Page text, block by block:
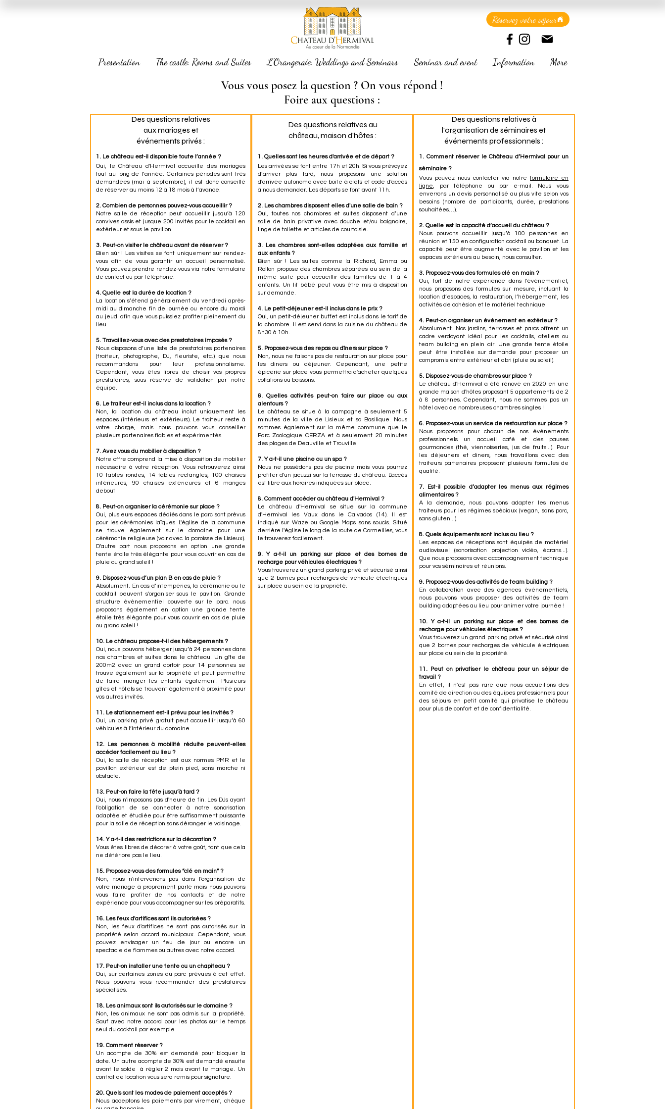
Réservez votre séjour
Presentation The castle: Rooms and Suites L'Orangeraie: Weddings and Seminars Seminar and event Information More
Vous vous posez la question ? On vous répond !
Foire aux questions :
Des questions relatives
aux mariages et
événements privés :
1. Le château est-il disponible toute l’année ?
Oui, le Château d'Hermival accueille des mariages
tout au long de l’année. Certaines périodes sont très
demandées (mai à septembre), il est donc conseillé
de réserver au moins 12 à 18 mois à l’avance.
2. Combien de personnes pouvez-vous accueillir ?
Notre salle de réception peut accueillir jusqu’à 120
convives assis et jusque 200 invités pour le cocktail en
extérieur et sous le pavillon.
3. Peut-on visiter le château avant de réserver ?
Bien sûr ! Les visites se font uniquement sur rendez-
vous afin de vous garantir un accueil personnalisé.
Vous pouvez prendre rendez-vous via notre formulaire
de contact ou par téléphone.
4. Quelle est la durée de location ?
La location s’étend généralement du vendredi après-
midi au dimanche fin de journée ou encore du mardi
au jeudi afin que vous puissiez profiter pleinement du
lieu.
5. Travaillez-vous avec des prestataires imposés ?
Nous disposons d’une liste de prestataires partenaires
(traiteur, photographe, DJ, fleuriste, etc.) que nous
recommandons pour leur professionnalisme.
Cependant, vous êtes libres de choisir vos propres
prestataires, sous réserve de validation par notre
équipe.
6. Le traiteur est-il inclus dans la location ?
Non, la location du château inclut uniquement les
espaces (intérieurs et extérieurs). Le traiteur reste à
votre charge, mais nous pouvons vous conseiller
plusieurs partenaires fiables et expérimentés.
7. Avez vous du mobilier à disposition ?
Notre offre comprend la mise à disposition de mobilier
nécessaire à votre réception. Vous retrouverez ainsi
10 tables rondes, 14 tables rectangles, 100 chaises
intérieures, 90 chaises extérieures et 6 manges
debout
8. Peut-on organiser la cérémonie sur place ?
Oui, plusieurs espaces dédiés dans le parc sont prévus
pour les cérémonies laïques. L'église de la commune
se trouve également sur le domaine pour une
cérémonie religieuse (voir avec la paroisse de Lisieux).
D'autre part nous proposons en option une grande
tente étoile très élégante pour vous couvrir en cas de
pluie ou grand soleil !
9. Disposez-vous d’un plan B en cas de pluie ?
Absolument. En cas d’intempéries, la cérémonie ou le
cocktail peuvent s'organiser sous le pavillon. Grande
structure évènementiel couverte sur le parc. nous
proposons également en option une grande tente
étoile très élégante pour vous couvrir en cas de pluie
ou grand soleil !
10. Le château propose-t-il des hébergements ?
Oui, nous pouvons héberger jusqu’à 24 personnes dans
nos chambres et suites dans le château. Un gîte de
200m2 avec un grand dortoir pour 14 personnes se
trouve également sur la propriété et peut permettre
de faire manger les enfants également. Plusieurs
gîtes et hôtels se trouvent également à proximité pour
vos autres invités.
11. Le stationnement est-il prévu pour les invités ?
Oui, un parking privé gratuit peut accueillir jusqu’à 60
véhicules à l’intérieur du domaine.
12. Les personnes à mobilité réduite peuvent-elles
accéder facilement au lieu ?
Oui, la salle de réception est aux normes PMR et le
pavillon extérieur est de plein pied, sans marche ni
obstacle.
13. Peut-on faire la fête jusqu’à tard ?
Oui, nous n'imposons pas d'heure de fin. Les DJs ayant
l'obligation de se connecter à notre sonorisation
adaptée et étudiée pour être suffisamment puissante
pour la salle de réception sans déranger le voisinage.
14. Y a-t-il des restrictions sur la décoration ?
Vous êtes libres de décorer à votre goût, tant que cela
ne détériore pas le lieu.
15. Proposez-vous des formules “clé en main” ?
Non, nous n'intervenons pas dans l'organisation de
votre mariage à proprement parlé mais nous pouvons
vous faire profiter de nos contacts et de notre
expérience pour vous accompagner sur les préparatifs.
16. Les feux d'artifices sont ils autorisées ?
Non, les feux d'artifices ne sont pas autorisés sur la
propriété selon accord municipaux. Cependant, vous
pouvez envisager un feu de jour ou encore un
spectacle de flammes ou autres avec notre accord.
17. Peut-on installer une tente ou un chapiteau ?
Oui, sur certaines zones du parc prévues à cet effet.
Nous pouvons vous recommander des prestataires
spécialisés.
18. Les animaux sont ils autorisés sur le domaine ?
Non, les animaux ne sont pas admis sur la propriété.
Sauf avec notre accord pour les photos sur le temps
seul du cocktail par exemple
19. Comment réserver ?
Un acompte de 30% est demandé pour bloquer la
date. Un autre acompte de 30% est demandé ensuite
avant le solde à régler 2 mois avant le mariage. Un
contrat de location vous sera remis pour signature.
20. Quels sont les modes de paiement acceptés ?
Nous acceptons les paiements par virement, chèque
Des questions relatives au
château, maison d'hôtes :
1. Quelles sont les heures d'arrivée et de départ ?
Les arrivées se font entre 17h et 20h. Si vous prévoyez
d’arriver plus tard, nous proposons une solution
d'arrivée autonome avec boite à clefs et code d'accès
à nous demander. Les départs se font avant 11h.
2. Les chambres disposent elles d'une salle de bain ?
Oui, toutes nos chambres et suites disposent d’une
salle de bain privative avec douche et/ou baignoire,
linge de toilette et articles de courtoisie.
3. Les chambres sont-elles adaptées aux famille et
aux enfants ?
Bien sûr ! Les suites comme la Richard, Emma ou
Rollon propose des chambres séparées au sein de la
même suite pour accueillir des familles de 1 à 4
enfants. Un lit bébé peut vous être mis à disposition
sur demande.
4. Le petit-déjeuner est-il inclus dans le prix ?
Oui, un petit-déjeuner buffet est inclus dans le tarif de
la chambre. Il est servi dans la cuisine du château de
8h30 à 10h.
5. Proposez-vous des repas ou dîners sur place ?
Non, nous ne faisons pas de restauration sur place pour
les diners ou déjeuner. Cependant, une petite
épicerie sur place vous permettra d'acheter quelques
collations ou boissons.
6. Quelles activités peut-on faire sur place ou aux
alentours ?
Le château se situe à la campagne à seulement 5
minutes de la ville de Lisieux et sa Basilique. Nous
sommes également sur la même commune que le
Parc Zoologique CERZA et à seulement 20 minutes
des plages de Deauville et Trouville.
7. Y a-t-il une piscine ou un spa ?
Nous ne possédons pas de piscine mais vous pourrez
profiter d'un jacuzzi sur la terrasse du château. L'accès
est libre aux horaires indiquées sur place.
8. Comment accéder au château d'Hermival ?
Le château d'Hermival se situe sur la commune
d'Hermival les Vaux dans le Calvados (14). Il est
indiqué sur Waze ou Google Maps sans soucis. Situé
derrière l'église le long de la route de Cormeilles, vous
le trouverez facilement.
9. Y a-t-il un parking sur place et des bornes de
recharge pour véhicules électriques ?
Vous trouverez un grand parking privé et sécurisé ainsi
que 2 bornes pour recharges de véhicule électriques
sur place au sein de la propriété.
Des questions relatives à
l'organisation de séminaires et
événements professionnels :
1. Comment réserver le Château d’Hermival pour un
séminaire ?
Vous pouvez nous contacter via notre formulaire en
ligne, par téléphone ou par e-mail. Nous vous
enverrons un devis personnalisé au plus vite selon vos
besoins (nombre de participants, durée, prestations
souhaitées…).
2. Quelle est la capacité d’accueil du château ?
Nous pouvons accueillir jusqu’à 100 personnes en
réunion et 150 en configuration cocktail ou banquet. La
capacité peut être augmenté avec le pavillon et les
espaces extérieurs au besoin, nous consulter.
3. Proposez-vous des formules clé en main ?
Oui, fort de notre expérience dans l'événementiel,
nous proposons des formules sur mesure, incluant la
location d’espaces, la restauration, l’hébergement, les
activités de cohésion et le matériel technique.
4. Peut-on organiser un événement en extérieur ?
Absolument. Nos jardins, terrasses et parcs offrent un
cadre verdoyant idéal pour les cocktails, ateliers ou
team building en plein air. Une grande tente étoile
peut être installée sur demande pour proposer un
compromis entre extérieur et abri (pluie ou soleil).
5. Disposez-vous de chambres sur place ?
Le château d'Hermival a été rénové en 2020 en une
grande maison d'hôtes proposant 5 appartements de 2
à 8 personnes. Cependant, nous ne sommes pas un
hôtel avec de nombreuses chambres singles !
6. Proposez-vous un service de restauration sur place ?
Nous proposons pour chacun de nos événements
professionnels un accueil café et des pauses
gourmandes (thé, viennoiseries, jus de fruits...). Pour
les déjeuners et diners, nous travaillons avec des
traiteurs partenaires proposant plusieurs formules de
qualité.
7. Est-il possible d’adapter les menus aux régimes
alimentaires ?
A la demande, nous pouvons adapter les menus
traiteurs pour les régimes spéciaux (vegan, sans porc,
sans gluten...).
8. Quels équipements sont inclus au lieu ?
Les espaces de réceptions sont équipés de matériel
audiovisuel (sonorisation projection vidéo, écrans...).
Que nous proposons avec accompagnement technique
pour vos séminaires et réunions.
9. Proposez-vous des activités de team building ?
En collaboration avec des agences événementiels,
nous pouvons vous proposer des activités de team
building adaptées au lieu pour animer votre journée !
10. Y a-t-il un parking sur place et des bornes de
recharge pour véhicules électriques ?
Vous trouverez un grand parking privé et sécurisé ainsi
que 2 bornes pour recharges de véhicule électriques
sur place au sein de la propriété.
11. Peut on privatiser le château pour un séjour de
travail ?
En effet, il n'est pas rare que nous accueillons des
comité de direction ou des équipes professionnels pour
des séjours en petit comité qui privatise le château
pour plus de confort et de confidentialité.